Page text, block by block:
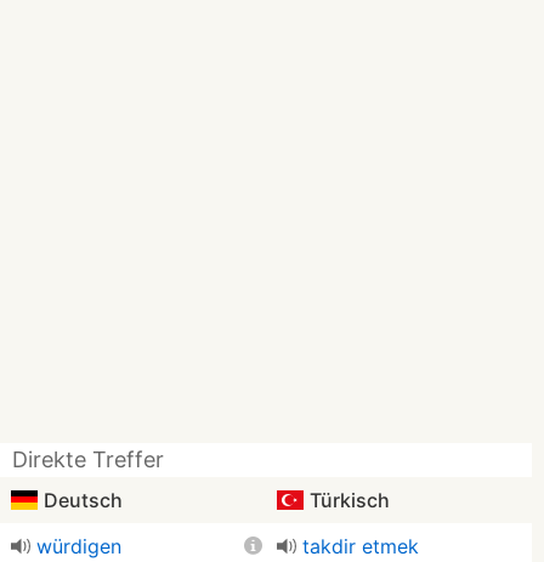
Direkte Treffer
Deutsch
Türkisch
würdigen
takdir etmek